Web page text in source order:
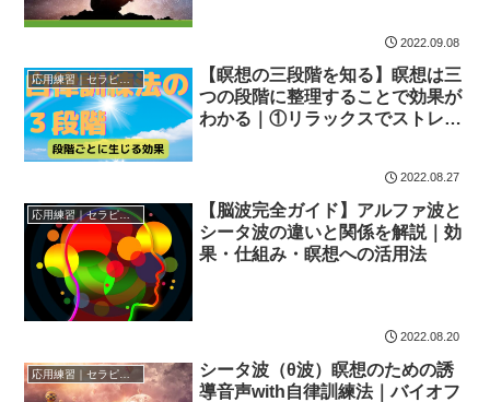
2022.09.08
応用練習｜セラピー効果
【瞑想の三段階を知る】瞑想は三
つの段階に整理することで効果が
わかる｜①リラックスでストレス
2022.08.27
応用練習｜セラピー効果
【脳波完全ガイド】アルファ波と
シータ波の違いと関係を解説｜効
果・仕組み・瞑想への活用法
2022.08.20
応用練習｜セラピー効果
シータ波（θ波）瞑想のための誘
導音声with自律訓練法｜バイオフ